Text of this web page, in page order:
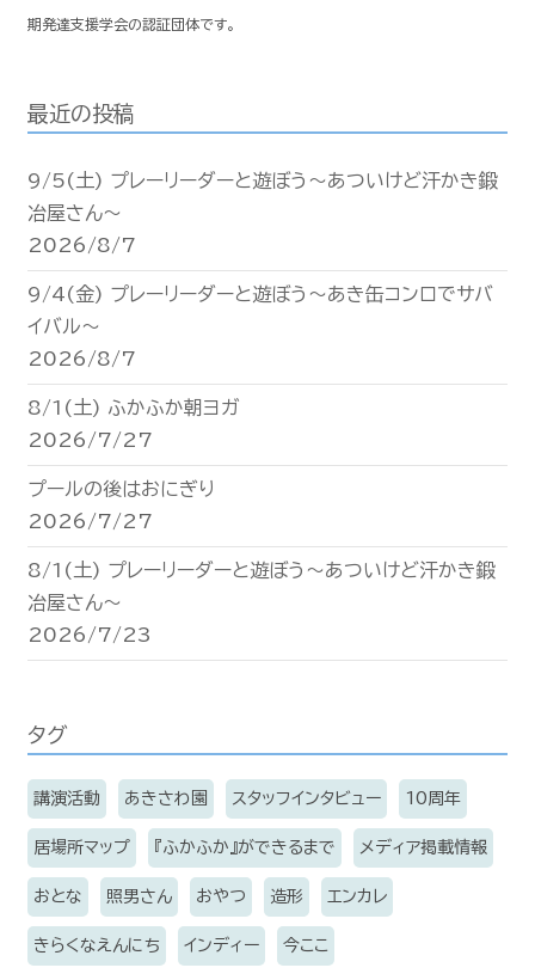
期発達支援学会の認証団体です。
最近の投稿
9/5(土) プレーリーダーと遊ぼう〜あついけど汗かき鍛
冶屋さん〜
2026/8/7
9/4(金) プレーリーダーと遊ぼう〜あき缶コンロでサバ
イバル〜
2026/8/7
8/1(土) ふかふか朝ヨガ
2026/7/27
プールの後はおにぎり
2026/7/27
8/1(土) プレーリーダーと遊ぼう〜あついけど汗かき鍛
冶屋さん〜
2026/7/23
タグ
講演活動 あきさわ園 スタッフインタビュー 10周年
居場所マップ 『ふかふか』ができるまで メディア掲載情報
おとな 照男さん おやつ 造形 エンカレ
きらくなえんにち インディー 今ここ